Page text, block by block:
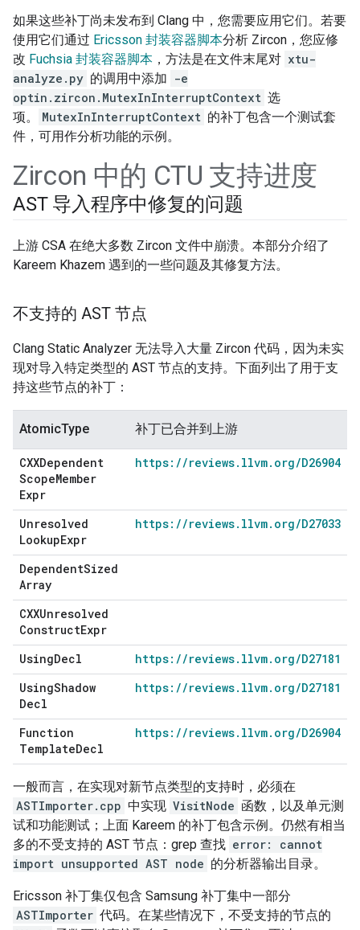
如果这些补丁尚未发布到 Clang 中，您需要应用它们。若要
使用它们通过 Ericsson 封装容器脚本分析 Zircon，您应修
改 Fuchsia 封装容器脚本 ，方法是在文件末尾对 xtu-
analyze.py 的调用中添加 -e
optin.zircon.MutexInInterruptContext 选
项。
MutexInInterruptContext 的补丁包含一个测试套
件，可用作分析功能的示例。
Zircon 中的 CTU 支持进度
AST 导入程序中修复的问题
上游 CSA 在绝大多数 Zircon 文件中崩溃。本部分介绍了
Kareem Khazem 遇到的一些问题及其修复方法。
不支持的 AST 节点
Clang Static Analyzer 无法导入大量 Zircon 代码，因为未实
现对导入特定类型的 AST 节点的支持。下面列出了用于支
持这些节点的补丁：
AtomicType 补丁已合并到上游
CXXDependent
ScopeMember
Expr
https://reviews.llvm.org/D26904
Unresolved
LookupExpr
https://reviews.llvm.org/D27033
DependentSized
Array
CXXUnresolved
ConstructExpr
UsingDecl
https://reviews.llvm.org/D27181
UsingShadow
Decl
https://reviews.llvm.org/D27181
Function
TemplateDecl
https://reviews.llvm.org/D26904
一般而言，在实现对新节点类型的支持时，必须在
ASTImporter.cpp 中实现 VisitNode 函数，以及单元测
试和功能测试；上面 Kareem 的补丁包含示例。仍然有相当
多的不受支持的 AST 节点：grep 查找 error: cannot
import unsupported AST node 的分析器输出目录。
Ericsson 补丁集仅包含 Samsung 补丁集中一部分
ASTImporter 代码。在某些情况下，不受支持的节点的